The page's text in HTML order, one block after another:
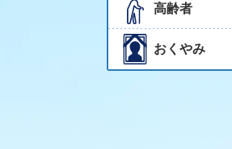
高齢者
おくやみ